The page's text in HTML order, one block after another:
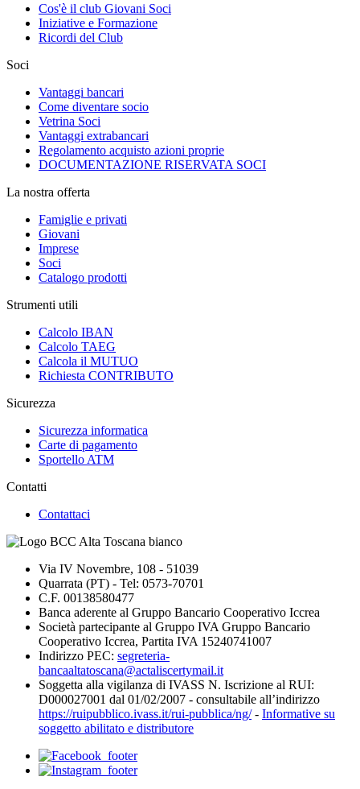
Cos'è il club Giovani Soci
Iniziative e Formazione
Ricordi del Club
Soci
Vantaggi bancari
Come diventare socio
Vetrina Soci
Vantaggi extrabancari
Regolamento acquisto azioni proprie
DOCUMENTAZIONE RISERVATA SOCI
La nostra offerta
Famiglie e privati
Giovani
Imprese
Soci
Catalogo prodotti
Strumenti utili
Calcolo IBAN
Calcolo TAEG
Calcola il MUTUO
Richiesta CONTRIBUTO
Sicurezza
Sicurezza informatica
Carte di pagamento
Sportello ATM
Contatti
Contattaci
Via IV Novembre, 108 - 51039
Quarrata (PT) - Tel: 0573-70701
C.F. 00138580477
Banca aderente al Gruppo Bancario Cooperativo Iccrea
Società partecipante al Gruppo IVA Gruppo Bancario
Cooperativo Iccrea, Partita IVA 15240741007
Indirizzo PEC: segreteria-
bancaaltatoscana@actaliscertymail.it
Soggetta alla vigilanza di IVASS N. Iscrizione al RUI:
D000027001 dal 01/02/2007 - consultabile all’indirizzo
https://ruipubblico.ivass.it/rui-pubblica/ng/- Informative su
soggetto abilitato e distributore